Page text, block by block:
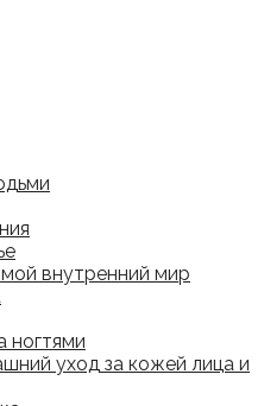
внутренний мир
ногтями
уход за кожей лица и